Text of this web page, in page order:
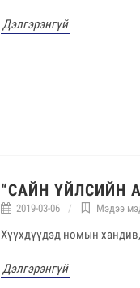
Дэлгэрэнгүй
“САЙН ҮЙЛСИЙН
2019-03-06 Мэдээ
Хүүхдүүдэд номын хандив,
Дэлгэрэнгүй